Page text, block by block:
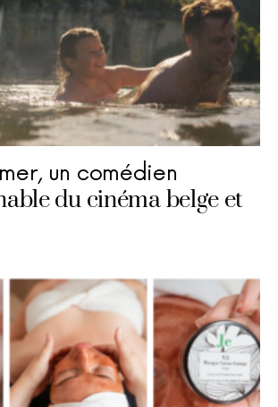
un comédien
du cinéma belge et